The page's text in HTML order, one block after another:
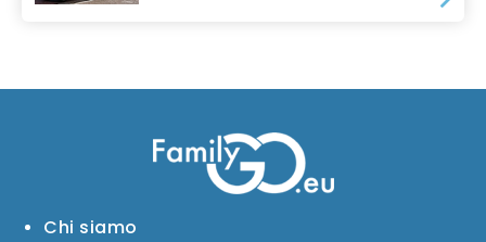
Chi siamo